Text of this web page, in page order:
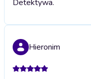
Detektywa.
Hieronim